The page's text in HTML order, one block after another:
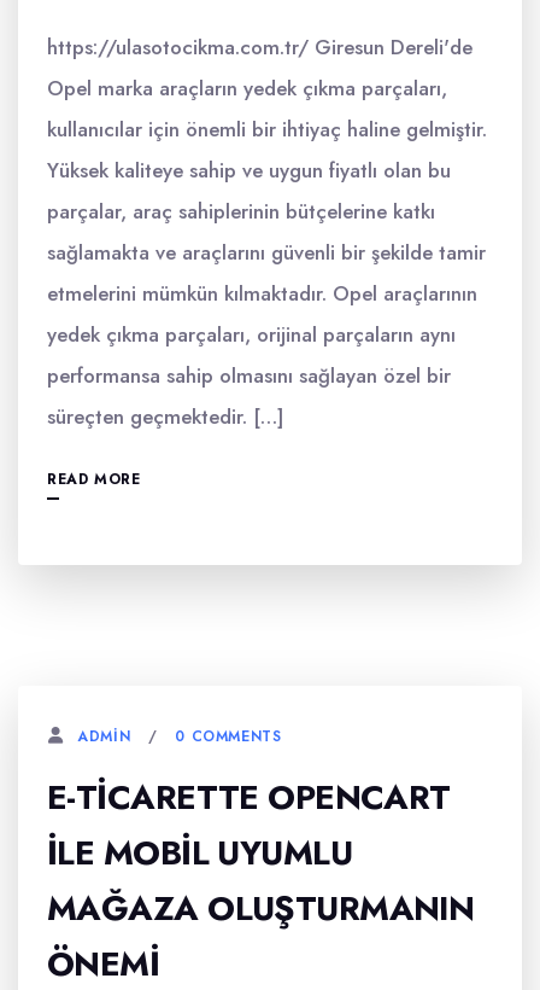
https://ulasotocikma.com.tr/ Giresun Dereli'de
Opel marka araçların yedek çıkma parçaları,
kullanıcılar için önemli bir ihtiyaç haline gelmiştir.
Yüksek kaliteye sahip ve uygun fiyatlı olan bu
parçalar, araç sahiplerinin bütçelerine katkı
sağlamakta ve araçlarını güvenli bir şekilde tamir
etmelerini mümkün kılmaktadır. Opel araçlarının
yedek çıkma parçaları, orijinal parçaların aynı
performansa sahip olmasını sağlayan özel bir
süreçten geçmektedir. […]
READ MORE
ADMIN 0 COMMENTS
E-TICARETTE OPENCART
İLE MOBIL UYUMLU
MAĞAZA OLUŞTURMANIN
ÖNEMI